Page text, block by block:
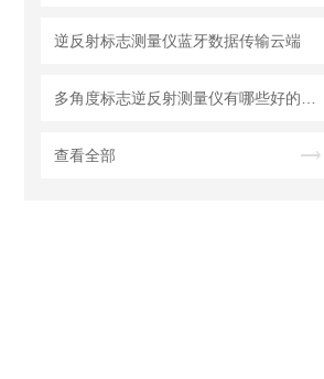
逆反射标志测量仪蓝牙数据传输云端
查看全部